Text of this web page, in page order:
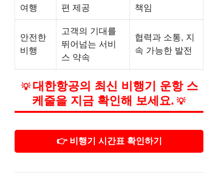
여행
편 제공
책임
안전한
비행
고객의 기대를
뛰어넘는 서비
스 약속
협력과 소통, 지
속 가능한 발전
💡 대한항공의 최신 비행기 운항 스
케줄을 지금 확인해 보세요. 💡
👉 비행기 시간표 확인하기